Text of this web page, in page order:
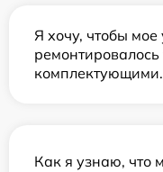
Я хочу, чтобы мое
комплектующими.
Как я узнаю, что